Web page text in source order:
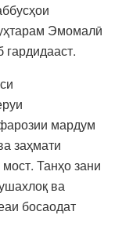
Эмомалӣ
мардум
заҳмати
Танҳо зани
ва
босаодат